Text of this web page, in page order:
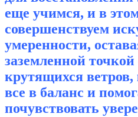
еще учимся, и в
совершенствуем
умеренности,
заземленной
крутящихся
все в баланс и
почувствовать